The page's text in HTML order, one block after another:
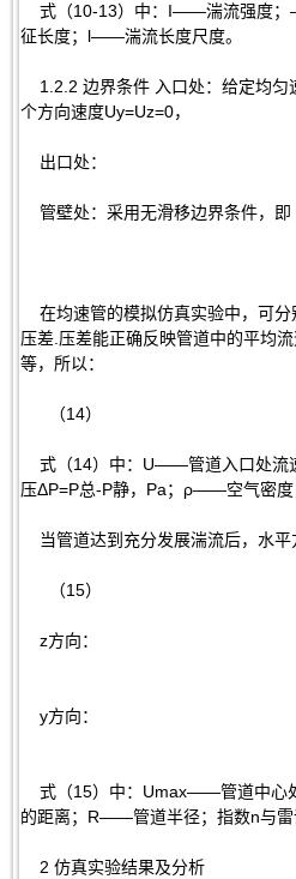
式（10-13）中：I——湍流强度
征长度；l——湍流长度尺度。
1.2.2 边界条件 入口处：给定均匀
个方向速度Uy=Uz=0，
出口处：
管壁处：采用无滑移边界条件，即
在均速管的模拟仿真实验中，可分
压差.压差能正确反映管道中的平均
等，所以：
（14）
式（14）中：U——管道入口处流
压ΔP=P总-P静，Pa；ρ——空气密度
当管道达到充分发展湍流后，水平
（15）
z方向：
y方向：
式（15）中：Umax——管道中心
的距离；R——管道半径；指数n与雷
2 仿真实验结果及分析